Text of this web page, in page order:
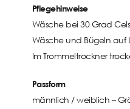
Pflegehinweise
Wäsche bei 30 Grad
Wäsche und Bügeln auf
Im Trommeltrockner
Passform
männlich / weiblich –